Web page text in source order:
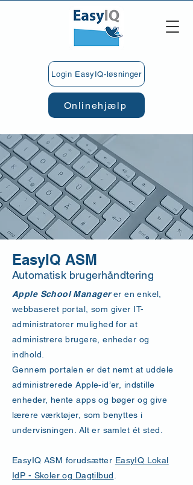
Login EasyIQ-løsninger
Onlinehjælp
EasyIQ ASM
Automatisk brugerhåndtering
Apple School Managerer en enkel,
webbaseret portal, som giver IT-
administratorer mulighed for at
administrere brugere, enheder og
indhold.
Gennem portalen er det nemt at uddele
administrerede Apple‑id’er, indstille
enheder, hente apps og bøger og give
lærere værktøjer, som benyttes i
undervisningen. Alt er samlet ét sted.
EasyIQ ASM forudsætter EasyIQ Lokal
IdP - Skoler og Dagtilbud